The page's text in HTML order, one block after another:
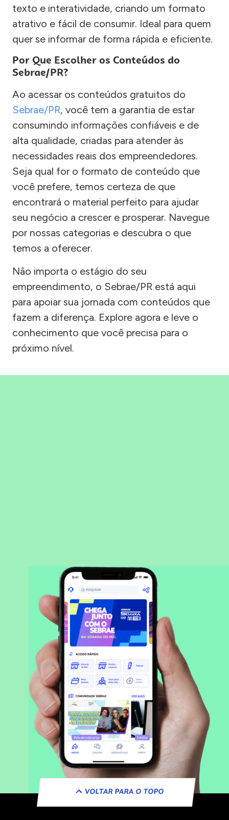
texto e interatividade, criando um formato
atrativo e fácil de consumir. Ideal para quem
quer se informar de forma rápida e eficiente.
Por Que Escolher os Conteúdos do
Sebrae/PR?
Ao acessar os conteúdos gratuitos do
Sebrae/PR, você tem a garantia de estar
consumindo informações confiáveis e de
alta qualidade, criadas para atender às
necessidades reais dos empreendedores.
Seja qual for o formato de conteúdo que
você prefere, temos certeza de que
encontrará o material perfeito para ajudar
seu negócio a crescer e prosperar. Navegue
por nossas categorias e descubra o que
temos a oferecer.
Não importa o estágio do seu
empreendimento, o Sebrae/PR está aqui
para apoiar sua jornada com conteúdos que
fazem a diferença. Explore agora e leve o
conhecimento que você precisa para o
próximo nível.
VOLTAR PARA O TOPO